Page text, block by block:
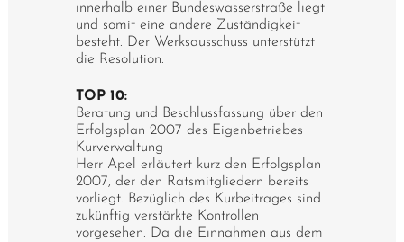
innerhalb einer Bundeswasserstraße liegt
und somit eine andere Zuständigkeit
besteht. Der Werksausschuss unterstützt
die Resolution.
TOP 10:
Beratung und Beschlussfassung über den
Erfolgsplan 2007 des Eigenbetriebes
Kurverwaltung
Herr Apel erläutert kurz den Erfolgsplan
2007, der den Ratsmitgliedern bereits
vorliegt. Bezüglich des Kurbeitrages sind
zukünftig verstärkte Kontrollen
vorgesehen. Da die Einnahmen aus dem